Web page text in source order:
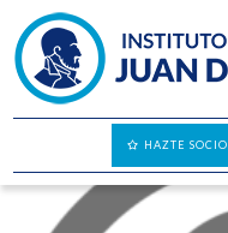
HAZTE SOCIO